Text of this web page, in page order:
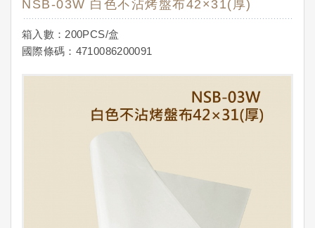
NSB-03W 白色不沾烤盤布42×31(厚)
箱入數：200PCS/盒
國際條碼：4710086200091